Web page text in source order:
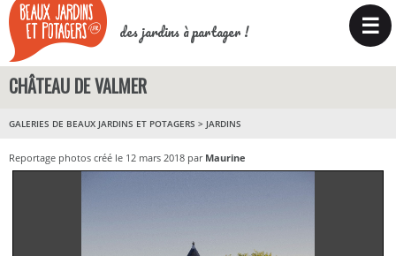
des jardins à partager ! ☰
CHÂTEAU DE VALMER
GALERIES DE BEAUX JARDINS ET POTAGERS > JARDINS
Reportage photos créé le 12 mars 2018 par Maurine